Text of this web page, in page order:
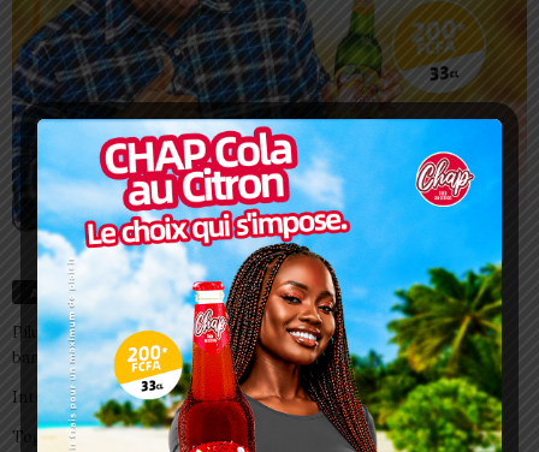
Articles récents
Pilule du lendemain : un recours d’urgence, pas une habitude à
banaliser
Interclubs CAF: ASCK et ASKO face à deux gros morceaux
Togo/ Boissons énergisantes: l’État tire la sonnette d’alarme